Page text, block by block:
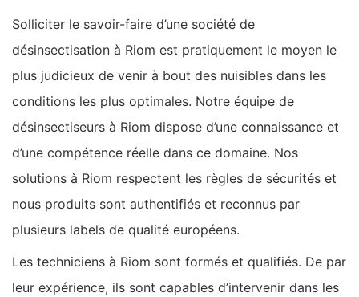
Solliciter le savoir-faire d’une société de
désinsectisation à Riom est pratiquement le moyen le
plus judicieux de venir à bout des nuisibles dans les
conditions les plus optimales. Notre équipe de
désinsectiseurs à Riom dispose d’une connaissance et
d’une compétence réelle dans ce domaine. Nos
solutions à Riom respectent les règles de sécurités et
nous produits sont authentifiés et reconnus par
plusieurs labels de qualité européens.
Les techniciens à Riom sont formés et qualifiés. De par
leur expérience, ils sont capables d’intervenir dans les